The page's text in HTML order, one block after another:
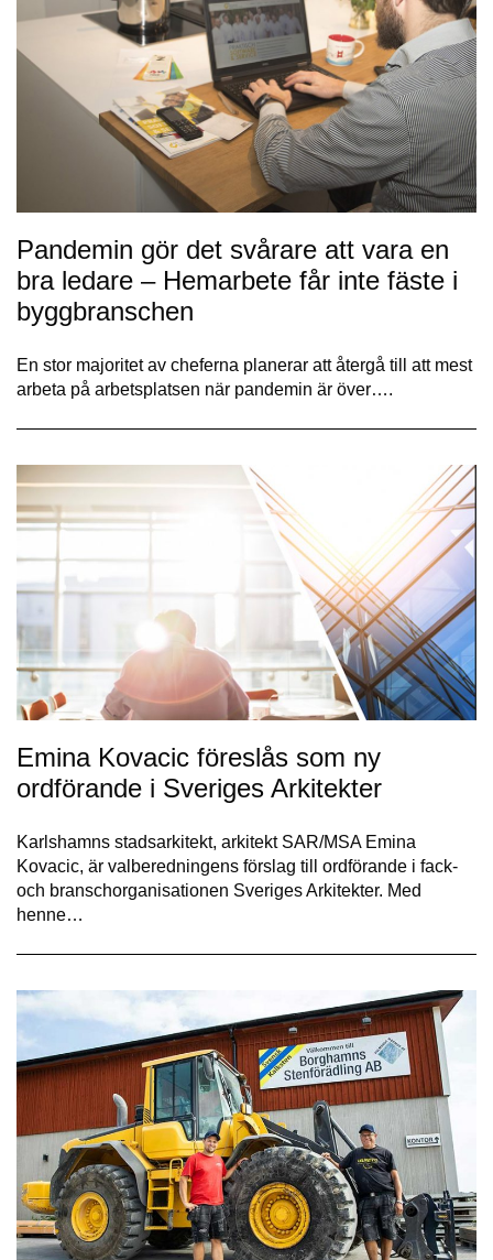
Pandemin gör det svårare att vara en
bra ledare – Hemarbete får inte fäste i
byggbranschen
En stor majoritet av cheferna planerar att återgå till att mest
arbeta på arbetsplatsen när pandemin är över….
Emina Kovacic föreslås som ny
ordförande i Sveriges Arkitekter
Karlshamns stadsarkitekt, arkitekt SAR/MSA Emina
Kovacic, är valberedningens förslag till ordförande i fack-
och branschorganisationen Sveriges Arkitekter. Med
henne…